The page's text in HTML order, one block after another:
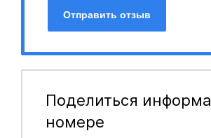
Отправить отзыв
Поделиться
номере